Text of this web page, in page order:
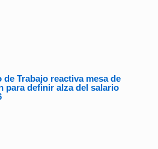
Trabajo reactiva mesa de
para definir alza del salario